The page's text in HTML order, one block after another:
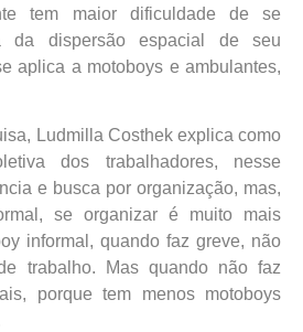
tem maior dificuldade de se
da dispersão espacial de seu
aplica a motoboys e ambulantes,
Ludmilla Costhek explica como
dos trabalhadores, nesse
e busca por organização, mas,
se organizar é muito mais
informal, quando faz greve, não
trabalho. Mas quando não faz
porque tem menos motoboys